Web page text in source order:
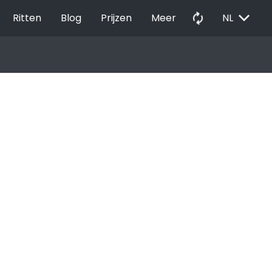
Ritten Blog Prijzen Meer autorenew NL EXPAND_MORE